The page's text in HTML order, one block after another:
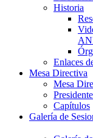
Historia
Enlaces
Mesa Directiva
Mesa
Capítulos
Galería de